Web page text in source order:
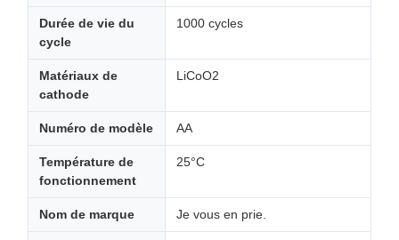
Durée de vie du
cycle
1000 cycles
Matériaux de
cathode
LiCoO2
Numéro de modèle AA
Température de
fonctionnement
25°C
Nom de marque Je vous en prie.